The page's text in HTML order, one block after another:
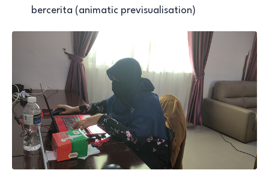
bercerita (animatic previsualisation)